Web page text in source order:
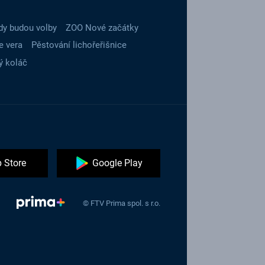
budou volby
ZOO Nové začátky
vera
Pěstování lichořeřišnice
koláč
Store Google Play
© FTV Prima spol. s r.o.